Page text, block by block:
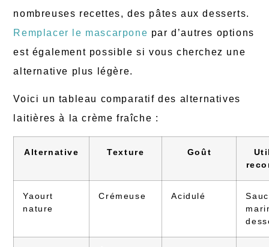
nombreuses recettes, des pâtes aux desserts.
Remplacer le mascarpone par d’autres options
est également possible si vous cherchez une
alternative plus légère.
Voici un tableau comparatif des alternatives
laitières à la crème fraîche :
Alternative Texture Goût
Yaourt
nature
Crémeuse Acidulé